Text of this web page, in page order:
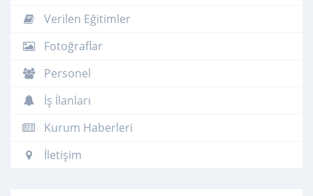
Verilen Eğitimler
Fotoğraflar
Personel
İş İlanları
Kurum Haberleri
İletişim